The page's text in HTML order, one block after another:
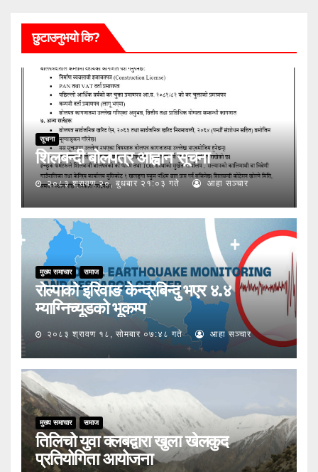
छुटाउनुभयो कि?
सूचना
शिलबन्दी बोलपत्र आह्वान सूचना
२०८३ श्रावण २०, बुधबार २१:०३ गते आहा सञ्चार
मुख्य समाचार समाज
रोल्पाको इरिवाङ केन्द्रबिन्दु भएर ४.४
म्याग्निच्यूडको भूकम्प
२०८३ श्रावण १८, सोमबार ०७:४८ गते आहा सञ्चार
मुख्य समाचार समाज
तिलिचो युवा क्लबद्वारा खुला खेलकुद
प्रतियोगिता आयोजना